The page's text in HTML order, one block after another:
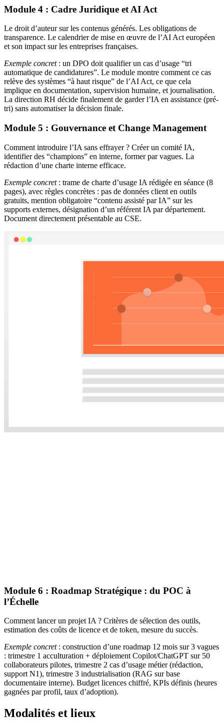
Module 4 : Cadre Juridique et AI Act
Le droit d’auteur sur les contenus générés. Les obligations de
transparence. Le calendrier de mise en œuvre de l’AI Act européen
et son impact sur les entreprises françaises.
Exemple concret: un DPO doit qualifier un cas d’usage “tri
automatique de candidatures”. Le module montre comment ce cas
relève des systèmes “à haut risque” de l’AI Act, ce que cela
implique en documentation, supervision humaine, et journalisation.
La direction RH décide finalement de garder l’IA en assistance (pré-
tri) sans automatiser la décision finale.
Module 5 : Gouvernance et Change Management
Comment introduire l’IA sans effrayer ? Créer un comité IA,
identifier des “champions” en interne, former par vagues. La
rédaction d’une charte interne efficace.
Exemple concret: trame de charte d’usage IA rédigée en séance (8
pages), avec règles concrètes : pas de données client en outils
gratuits, mention obligatoire “contenu assisté par IA” sur les
supports externes, désignation d’un référent IA par département.
Document directement présentable au CSE.
Module 6 : Roadmap Stratégique : du POC à
l’Échelle
Comment lancer un projet IA ? Critères de sélection des outils,
estimation des coûts de licence et de token, mesure du succès.
Exemple concret: construction d’une roadmap 12 mois sur 3 vagues
: trimestre 1 acculturation + déploiement Copilot/ChatGPT sur 50
collaborateurs pilotes, trimestre 2 cas d’usage métier (rédaction,
support N1), trimestre 3 industrialisation (RAG sur base
documentaire interne). Budget licences chiffré, KPIs définis (heures
gagnées par profil, taux d’adoption).
Modalités et lieux